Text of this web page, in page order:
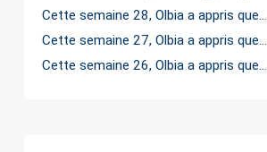
Cette semaine 28, Olbia a appris que…
Cette semaine 27, Olbia a appris que…
Cette semaine 26, Olbia a appris que…